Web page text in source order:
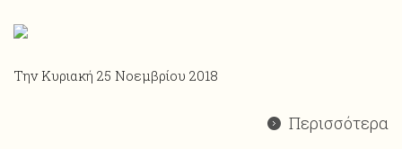
Την Κυριακή 25 Νοεμβρίου 2018
Περισσότερα